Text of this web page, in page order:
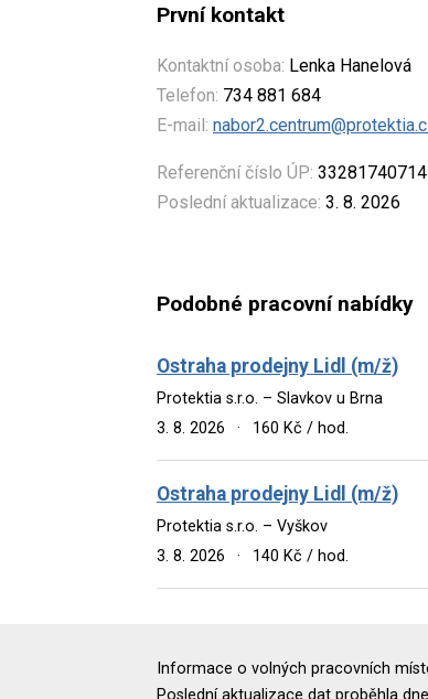
První kontakt
Kontaktní osoba: Lenka Hanelová
Telefon: 734 881 684
E-mail:
Referenční číslo ÚP: 33281740714
Poslední aktualizace: 3. 8. 2026
Podobné pracovní nabídky
Ostraha prodejny Lidl (m/ž)
Protektia s.r.o. – Slavkov u Brna
3. 8. 2026
· 160 Kč / hod.
Ostraha prodejny Lidl (m/ž)
Protektia s.r.o. – Vyškov
3. 8. 2026
· 140 Kč / hod.
Informace o volných pracovních
Poslední aktualizace dat proběhla dne